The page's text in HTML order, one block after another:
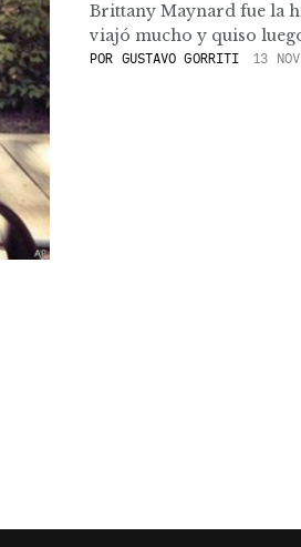
Brittany Maynard fue la
viajó mucho y quiso
POR GUSTAVO GORRITI 13